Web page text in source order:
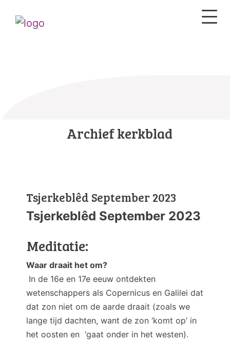
Archief kerkblad
Tsjerkeblêd September 2023
Tsjerkeblêd September 2023
Meditatie:
Waar draait het om?
In de 16e en 17e eeuw ontdekten
wetenschappers als Copernicus en Galilei dat
dat zon niet om de aarde draait (zoals we
lange tijd dachten, want de zon ‘komt op’ in
het oosten en ‘gaat onder in het westen).